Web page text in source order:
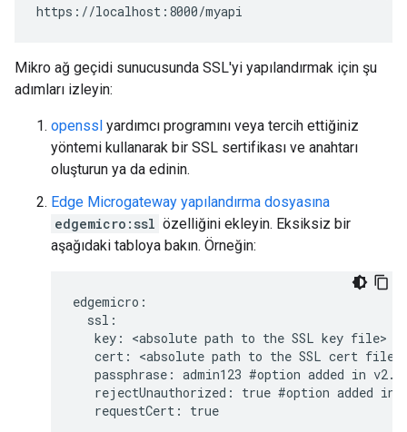
https://localhost:8000/myapi
Mikro ağ geçidi sunucusunda SSL'yi yapılandırmak için şu
adımları izleyin:
openssl yardımcı programını veya tercih ettiğiniz
yöntemi kullanarak bir SSL sertifikası ve anahtarı
oluşturun ya da edinin.
Edge Microgateway yapılandırma dosyasına
edgemicro:ssl özelliğini ekleyin. Eksiksiz bir
aşağıdaki tabloya bakın. Örneğin:
edgemicro:
  ssl:
   key: <absolute path to the SSL key file>
   cert: <absolute path to the SSL cert file>
passphrase: admin123 #option added in
rejectUnauthorized: true #option added in
   requestCert: true